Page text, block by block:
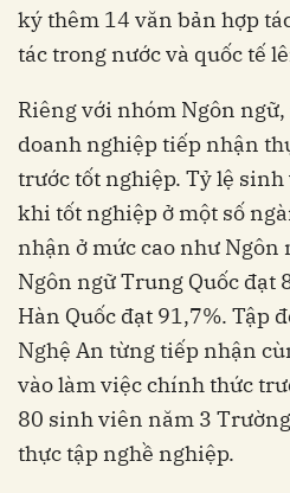
ký thêm 14 văn bản hợp
tác trong nước và quốc tế
Riêng với nhóm Ngôn
doanh nghiệp tiếp nhận
trước tốt nghiệp. Tỷ lệ
khi tốt nghiệp ở một số
nhận ở mức cao như Ngôn
Ngôn ngữ Trung Quốc đạt
Hàn Quốc đạt 91,7%. Tập
Nghệ An từng tiếp nhận
vào làm việc chính thức
80 sinh viên năm 3
thực tập nghề nghiệp.